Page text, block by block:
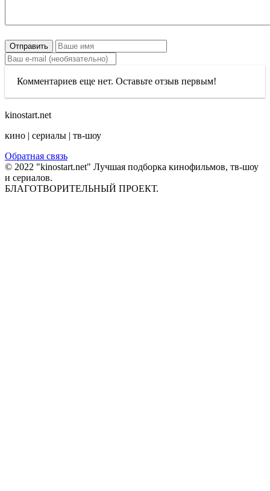
Отправить
Комментариев еще нет. Оставьте отзыв первым!
kinostart.net
кино | сериалы | тв-шоу
Обратная связь
© 2022 "kinostart.net" Лучшая подборка кинофильмов, тв-шоу
и сериалов.
БЛАГОТВОРИТЕЛЬНЫЙ ПРОЕКТ.